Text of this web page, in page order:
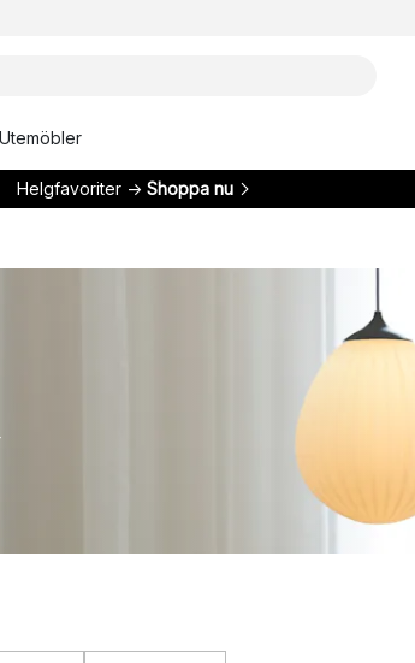
Utemöbler
Helgfavoriter → Shoppa nu